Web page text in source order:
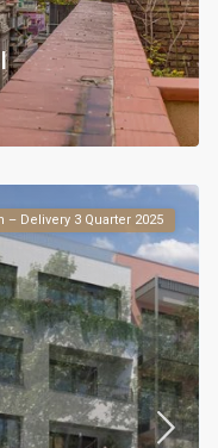
– Delivery 3 Quarter 2025